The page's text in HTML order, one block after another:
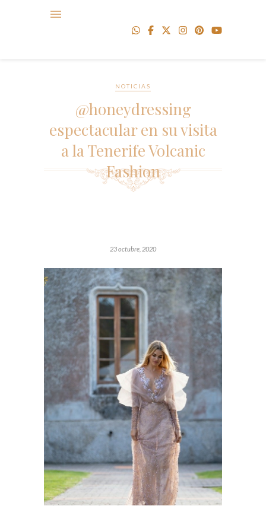
NOTICIAS
@honeydressing
espectacular en su visita
a la Tenerife Volcanic
Fashion
23 octubre, 2020